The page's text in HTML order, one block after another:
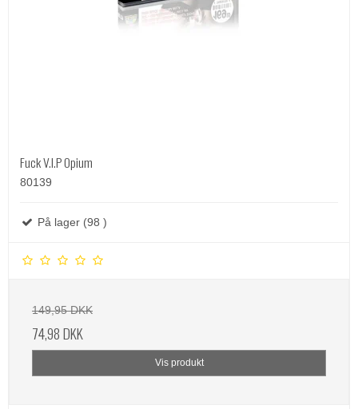
Fuck V.I.P Opium
80139
På lager (98 )
149,95 DKK
74,98 DKK
Vis produkt